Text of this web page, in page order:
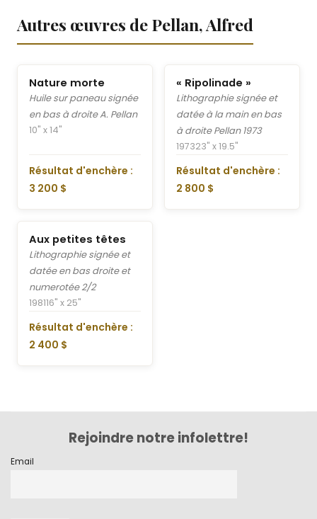
Autres œuvres de Pellan, Alfred
Nature morte
Huile sur paneau signée
en bas à droite A. Pellan
10" x 14"
Résultat d'enchère :
3 200 $
« Ripolinade »
Lithographie signée et
datée à la main en bas
à droite Pellan 1973
197323" x 19.5"
Résultat d'enchère :
2 800 $
Aux petites têtes
Lithographie signée et
datée en bas droite et
numerotée 2/2
198116" x 25"
Résultat d'enchère :
2 400 $
Rejoindre notre infolettre!
Email